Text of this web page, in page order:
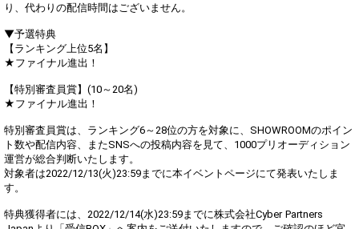
り、代わりの配信時間はございません。
▼予選特典
【ランキング上位5名】
★ファイナル進出！
【特別審査員賞】(10～20名)
★ファイナル進出！
特別審査員賞は、ランキング6～28位の方を対象に、SHOWROOMのポイン
ト数や配信内容、またSNSへの投稿内容を見て、1000プリオーディション
運営が総合判断いたします。
対象者は2022/12/13(火)23:59までに本イベントページにて発表いたしま
す。
特典獲得者には、2022/12/14(水)23:59までに株式会社Cyber Partners